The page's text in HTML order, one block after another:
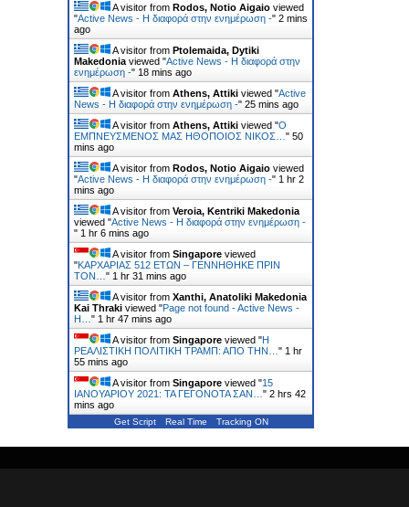
A visitor from Rodos, Notio Aigaio viewed
"Active News - Η διαφορά στην ενημέρωση -" 2 mins
ago
A visitor from Ptolemaida, Dytiki
Makedonia viewed "Active News - Η διαφορά στην
ενημέρωση -" 18 mins ago
A visitor from Athens, Attiki viewed "Active
News - Η διαφορά στην ενημέρωση -" 25 mins ago
A visitor from Athens, Attiki viewed "Ο
ΕΜΠΝΕΥΣΜΕΝΟΣ ΜΑΣ ΗΘΟΠΟΙΟΣ ΝΙΚΟΣ… " 50
mins ago
A visitor from Rodos, Notio Aigaio viewed
"Active News - Η διαφορά στην ενημέρωση -" 1 hr 2
mins ago
A visitor from Veroia, Kentriki Makedonia
viewed "Active News - Η διαφορά στην ενημέρωση -
" 1 hr 6 mins ago
A visitor from Singapore viewed
"ΚΑΡΧΑΡΙΑΣ 512 ΕΤΩΝ – ΓΕΝΝΗΘΗΚΕ ΠΡΙΝ
ΤΟΝ… " 1 hr 31 mins ago
A visitor from Xanthi, Anatoliki Makedonia
Kai Thraki viewed "Page not found - Active News -
Η… " 1 hr 47 mins ago
A visitor from Singapore viewed "Η
ΡΕΑΛΙΣΤΙΚΗ ΠΟΛΙΤΙΚΗ ΤΡΑΜΠ: ΑΠΟ ΤΗΝ… " 1 hr
55 mins ago
A visitor from Singapore viewed "15
ΙΑΝΟΥΑΡΙΟΥ 2021: ΤΑ ΓΕΓΟΝΟΤΑ ΣΑΝ… " 2 hrs 42
mins ago
Get Script Real Time Tracking ON